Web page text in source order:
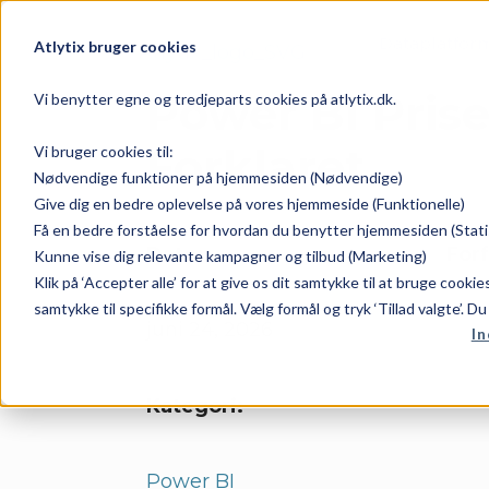
Atlytix bruger cookies
Vi benytter egne og tredjeparts cookies på atlytix.dk.
Vi bruger cookies til:
Nødvendige funktioner på hjemmesiden (Nødvendige)
Give dig en bedre oplevelse på vores hjemmeside (Funktionelle)
Få en bedre forståelse for hvordan du benytter hjemmesiden
Kunne vise dig relevante kampagner og tilbud (Marketing)
Klik på ‘Accepter alle’ for at give os dit samtykke til at bruge
samtykke til specifikke formål. Vælg formål og tryk ‘Tillad valgte’.
Power BI
Forklaret
Dato:
Kategori:
Power BI